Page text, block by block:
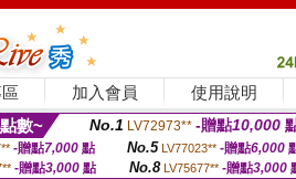
加入會員 使用說明
數~ No.1 LV72973** -贈點10,000
-贈點7,000點 No.5 LV77023** -贈點6,000
-贈點3,000 點 No.8 LV75677** -贈點3,000